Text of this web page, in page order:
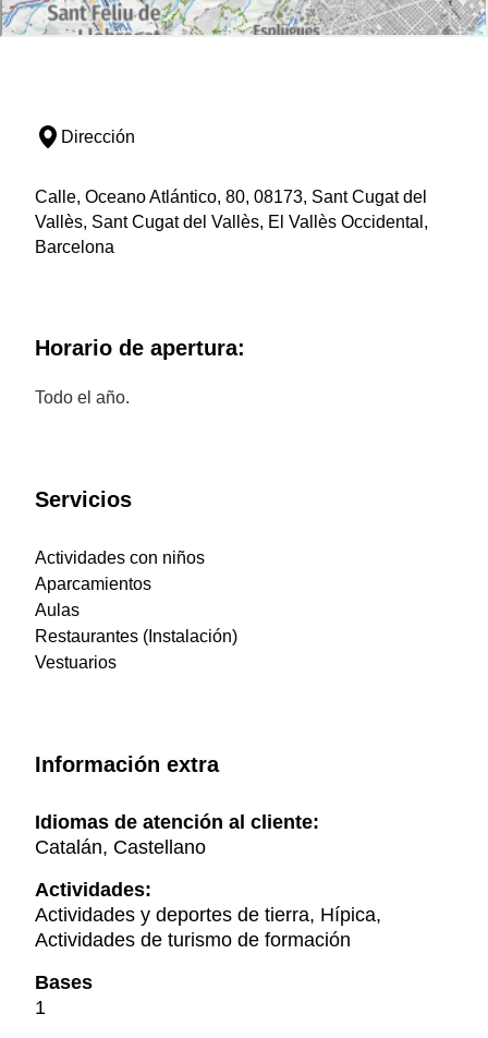
Dirección
Calle, Oceano Atlántico, 80, 08173, Sant Cugat del
Vallès, Sant Cugat del Vallès, El Vallès Occidental,
Barcelona
Horario de apertura:
Todo el año.
Servicios
Actividades con niños
Aparcamientos
Aulas
Restaurantes (Instalación)
Vestuarios
Información extra
Idiomas de atención al cliente:
Catalán, Castellano
Actividades:
Actividades y deportes de tierra, Hípica,
Actividades de turismo de formación
Bases
1